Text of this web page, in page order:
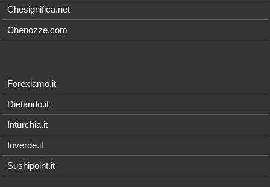
Chesignifica.net
Chenozze.com
Forexiamo.it
Dietando.it
Inturchia.it
Ioverde.it
Sushipoint.it